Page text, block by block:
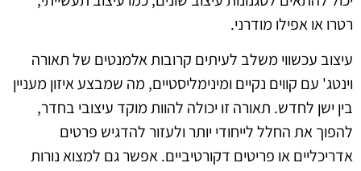
רטרו או אפילו מודרני.
עיצוב עכשווי משלב לעיתים קרובות אלמנטים של תאורה
וינטג' עם קווים נקיים ומינימליסטיים, מה שמבצע איזון מעניין
בין ישן לחדש. תאורה זו יכולה להוות מוקד עיצובי בחדר,
להפוך את החלל לייחודי יותר ולעזור להדגיש פרטים
אדריכליים או פריטים דקורטיביים. אפשר גם למצוא נורות